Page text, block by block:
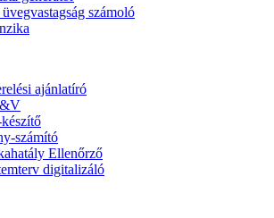
üvegvastagság számoló
ajánlatíró
számító
Ellenőrző
digitalizáló